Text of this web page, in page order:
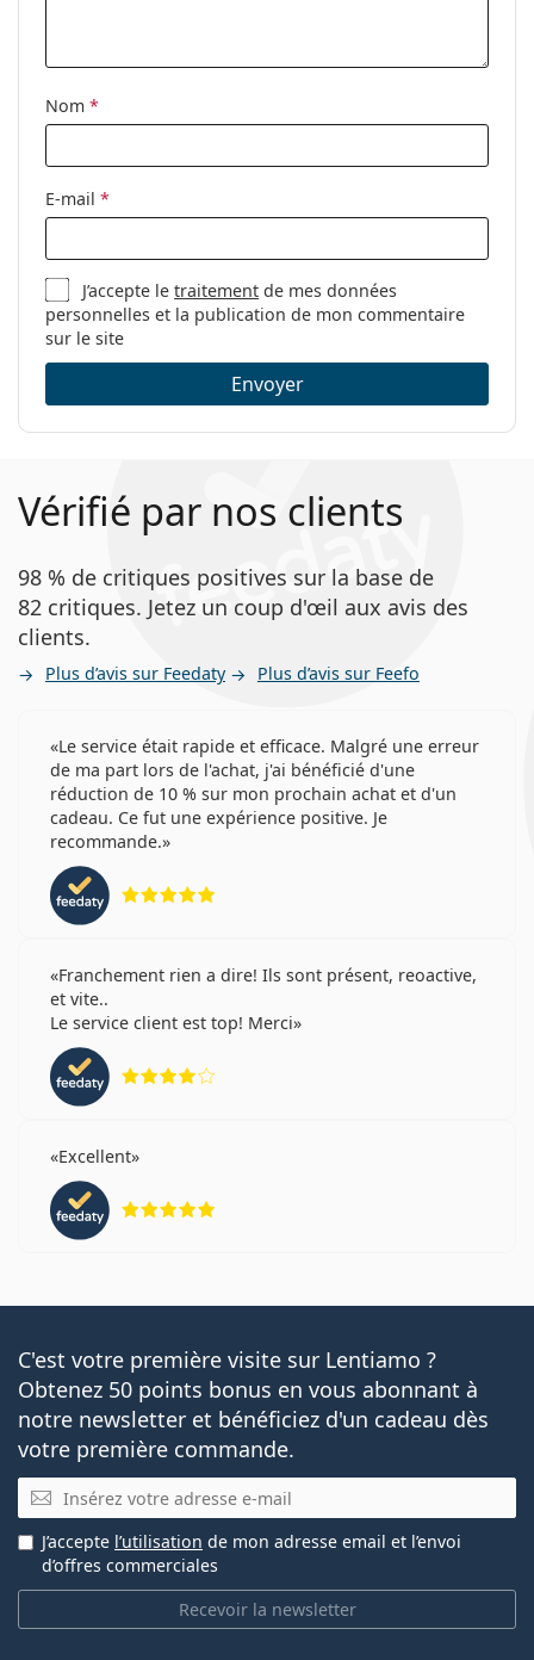
Nom *
E-mail *
J’accepte letraitement de mes données
personnelles et la publication de mon commentaire
sur le site
Envoyer
Vérifié par nos clients
98 % de critiques positives sur la base de
82 critiques. Jetez un coup d'œil aux avis des
clients.
Plus d’avis sur Feedaty Plus d’avis sur Feefo
Le service était rapide et efficace. Malgré une erreur
de ma part lors de l'achat, j'ai bénéficié d'une
réduction de 10 % sur mon prochain achat et d'un
cadeau. Ce fut une expérience positive. Je
recommande.
Franchement rien a dire! Ils sont présent, reoactive,
et vite..
Le service client est top! Merci
Excellent
C'est votre première visite sur Lentiamo ?
Obtenez 50 points bonus en vous abonnant à
notre newsletter et bénéficiez d'un cadeau dès
votre première commande.
E-mail
Recevoir la newsletter
J’accepte l’utilisation de mon adresse email et l’envoi
d’offres commerciales